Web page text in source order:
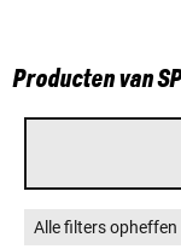
Connect diverse
kogelkop-systemen
tegenovergestelde
in 1988 in
Producten van
Alle filters opheffen